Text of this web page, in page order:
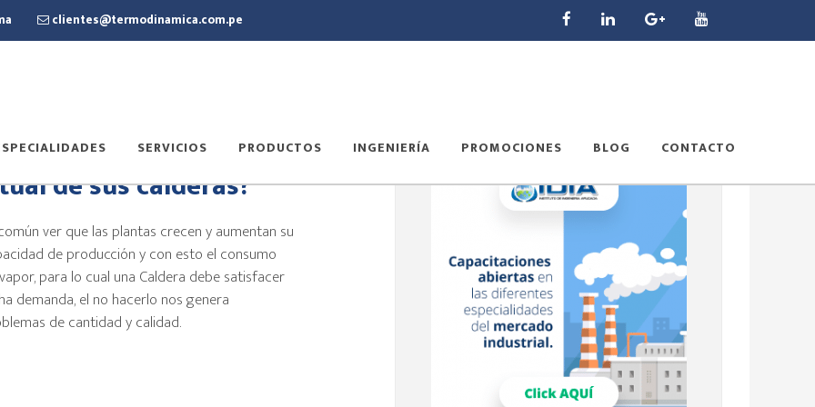
clientes@termodinamica.com.pe
SERVICIOS PRODUCTOS INGENIERÍA PROMOCIONES BLOG CONTACTO
de sus calderas?
ver que las plantas crecen y aumentan su
de producción y con esto el consumo
para lo cual una Caldera debe satisfacer
demanda, el no hacerlo nos genera
de cantidad y calidad.
Barra
principal